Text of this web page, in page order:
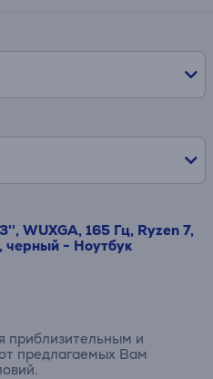
WUXGA, 165 Гц, Ryzen 7,
черный - Ноутбук
приблизительным и
предлагаемых Вам